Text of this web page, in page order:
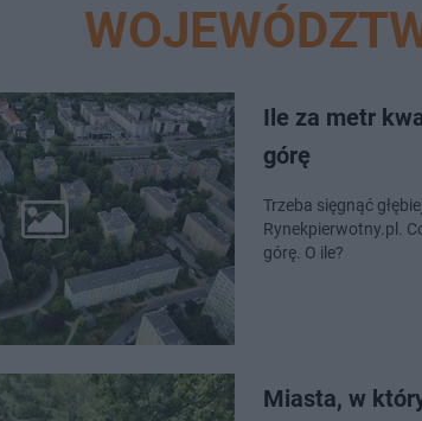
Ile za metr
górę
Trzeba sięgnąć
Rynekpierwotny.pl.
górę. O ile?
Miasta, w